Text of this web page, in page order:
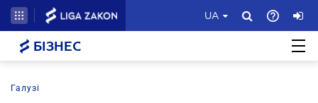
UA
БІЗНЕС
Галузі